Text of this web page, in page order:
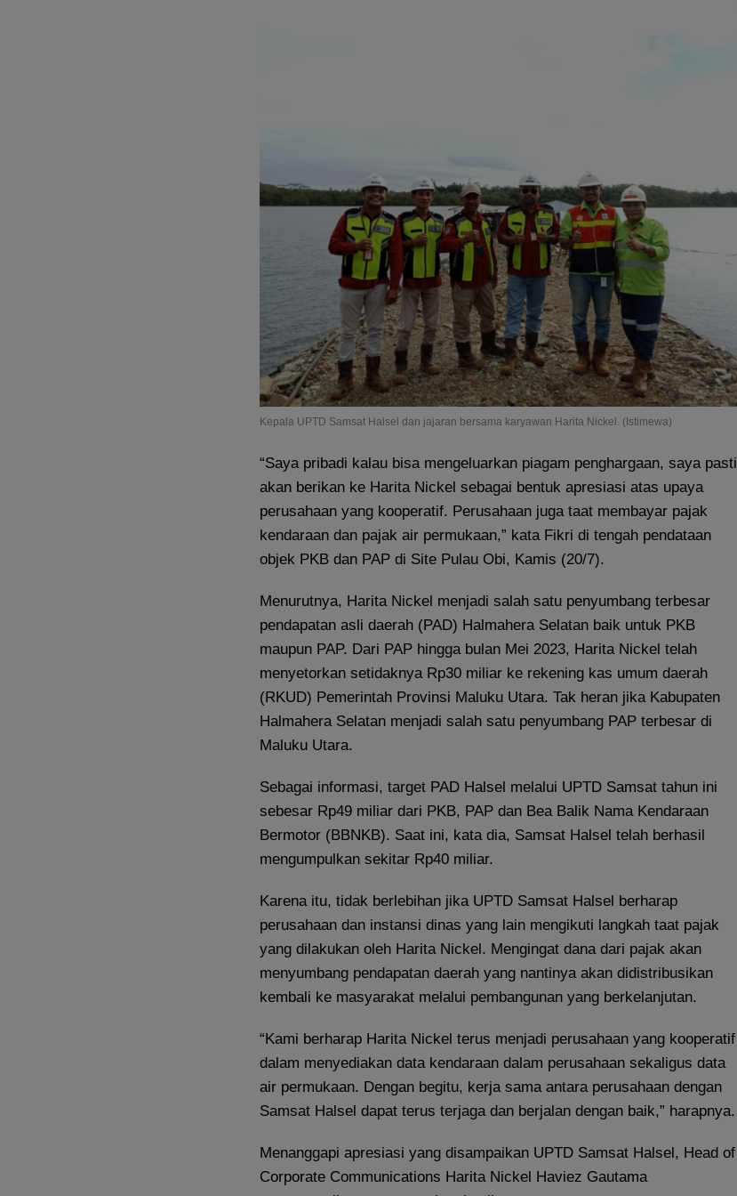
Kepala UPTD Samsat Halsel dan jajaran bersama karyawan Harita Nickel. (Istimewa)
“Saya pribadi kalau bisa mengeluarkan piagam penghargaan, saya pasti
akan berikan ke Harita Nickel sebagai bentuk apresiasi atas upaya
perusahaan yang kooperatif. Perusahaan juga taat membayar pajak
kendaraan dan pajak air permukaan,” kata Fikri di tengah pendataan
objek PKB dan PAP di Site Pulau Obi, Kamis (20/7).
Menurutnya, Harita Nickel menjadi salah satu penyumbang terbesar
pendapatan asli daerah (PAD) Halmahera Selatan baik untuk PKB
maupun PAP. Dari PAP hingga bulan Mei 2023, Harita Nickel telah
menyetorkan setidaknya Rp30 miliar ke rekening kas umum daerah
(RKUD) Pemerintah Provinsi Maluku Utara. Tak heran jika Kabupaten
Halmahera Selatan menjadi salah satu penyumbang PAP terbesar di
Maluku Utara.
Sebagai informasi, target PAD Halsel melalui UPTD Samsat tahun ini
sebesar Rp49 miliar dari PKB, PAP dan Bea Balik Nama Kendaraan
Bermotor (BBNKB). Saat ini, kata dia, Samsat Halsel telah berhasil
mengumpulkan sekitar Rp40 miliar.
Karena itu, tidak berlebihan jika UPTD Samsat Halsel berharap
perusahaan dan instansi dinas yang lain mengikuti langkah taat pajak
yang dilakukan oleh Harita Nickel. Mengingat dana dari pajak akan
menyumbang pendapatan daerah yang nantinya akan didistribusikan
kembali ke masyarakat melalui pembangunan yang berkelanjutan.
“Kami berharap Harita Nickel terus menjadi perusahaan yang kooperatif
dalam menyediakan data kendaraan dalam perusahaan sekaligus data
air permukaan. Dengan begitu, kerja sama antara perusahaan dengan
Samsat Halsel dapat terus terjaga dan berjalan dengan baik,” harapnya.
Menanggapi apresiasi yang disampaikan UPTD Samsat Halsel, Head of
Corporate Communications Harita Nickel Haviez Gautama